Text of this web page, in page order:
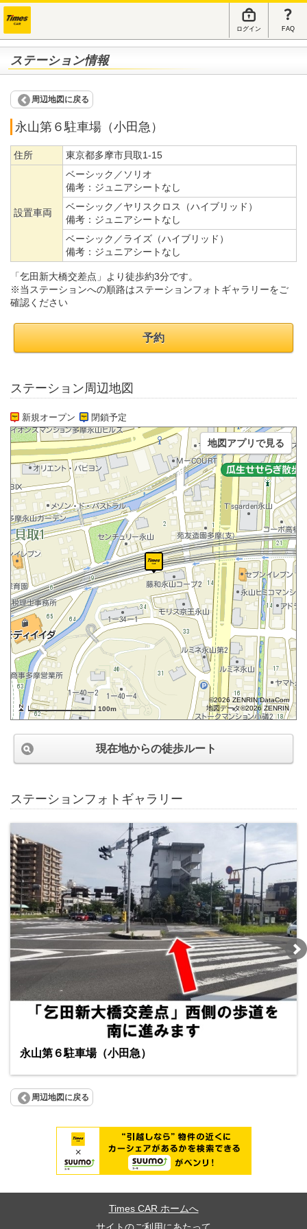
ログイン FAQ
ステーション情報
周辺地図に戻る
永山第６駐車場（小田急）
住所 東京都多摩市貝取1-15
設置車両
ベーシック／ソリオ
備考： ジュニアシートなし
ベーシック／ヤリスクロス（ハイブリッド）
備考： ジュニアシートなし
ベーシック／ライズ（ハイブリッド）
備考： ジュニアシートなし
「乞田新大橋交差点」より徒歩約3分です。
※当ステーションへの順路はステーションフォトギャラリーをご
確認ください
予約
ステーション周辺地図
新規オープン 閉鎖予定
100m
©2026 ZENRIN DataCom
地図データ©2026 ZENRIN
地図アプリで見る
現在地からの徒歩ルート
ステーションフォトギャラリー
永山第６駐車場（小田急）
周辺地図に戻る
Times CAR ホームへ